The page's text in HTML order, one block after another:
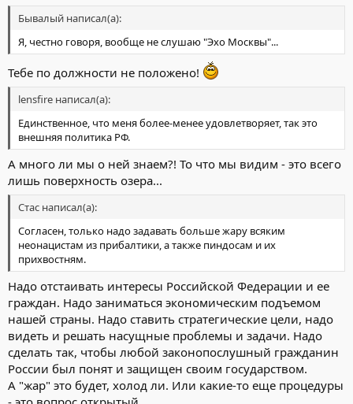
Бывалый написал(а):
Я, честно говоря, вообще не слушаю "Эхо Москвы"...
Тебе по должности не положено!
lensfire написал(а):
Единственное, что меня более-менее удовлетворяет, так это
внешняя политика РФ.
А много ли мы о ней знаем?! То что мы видим - это всего
лишь поверхность озера...
Стас написал(а):
Согласен, только надо задавать больше жару всяким
неонацистам из прибалтики, а также пиндосам и их
прихвостням.
Надо отстаивать интересы Российской Федерации и ее
граждан. Надо заниматься экономическим подъемом
нашей страны. Надо ставить стратегические цели, надо
видеть и решать насущные проблемы и задачи. Надо
сделать так, чтобы любой законопослушный гражданин
России был понят и защищен своим государством.
А "жар" это будет, холод ли. Или какие-то еще процедуры